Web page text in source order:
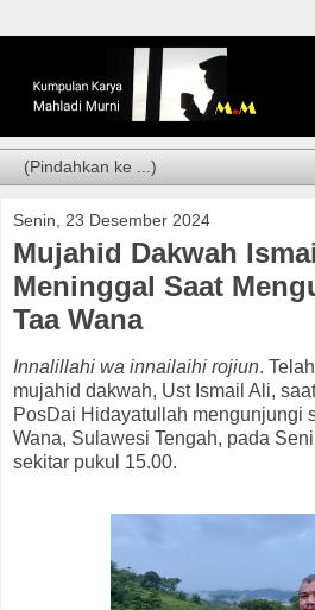
Senin, 23 Desember 2024
Mujahid Dakwah
Meninggal Saat
Taa Wana
Innalillahi wa innailaihi rojiun.
mujahid dakwah, Ust Ismail Ali,
PosDai Hidayatullah mengunjungi
Wana, Sulawesi Tengah, pada
sekitar pukul 15.00.